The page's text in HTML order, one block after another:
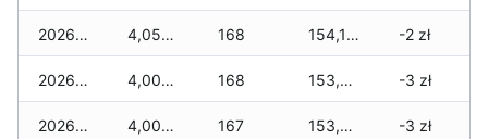
2026-07-20 4,050 zł 168 154,121 zł -2 zł
2026-07-18 4,000 zł 168 153,789 zł -3 zł
2026-07-17 4,000 zł 167 153,659 zł -3 zł